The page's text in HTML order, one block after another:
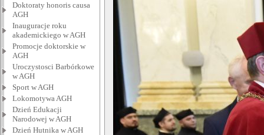
Doktoraty honoris causa
AGH
Inauguracje roku
akademickiego w AGH
Promocje doktorskie w
AGH
Uroczystosci Barbórkowe
w AGH
Sport w AGH
Lokomotywa AGH
Dzień Edukacji
Narodowej w AGH
Dzień Hutnika w AGH